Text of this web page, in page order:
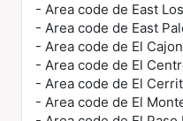
- Area code de East
- Area code de East
- Area code de El Cajon
- Area code de El
- Area code de El
- Area code de El